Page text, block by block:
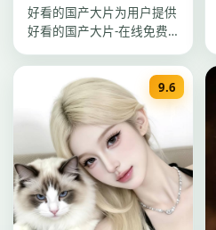
好看的国产大片为用户提供
好看的国产大片-在线免费
物语·高…
9.6